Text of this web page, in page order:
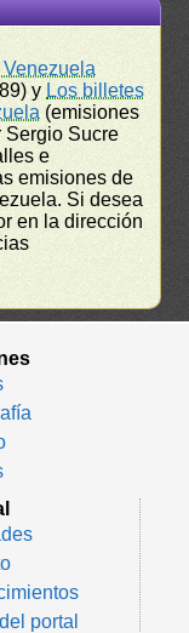
y Los billetes
(emisiones
Sergio Sucre
e
emisiones de
Si desea
en la dirección
portal